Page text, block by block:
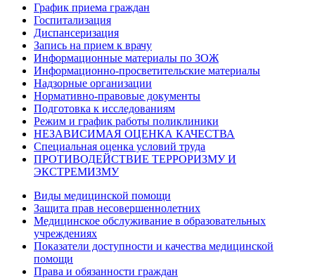
График приема граждан
Госпитализация
Диспансеризация
Запись на прием к врачу
Информационные материалы по ЗОЖ
Информационно-просветительские материалы
Надзорные организации
Нормативно-правовые документы
Подготовка к исследованиям
Режим и график работы поликлиники
НЕЗАВИСИМАЯ ОЦЕНКА КАЧЕСТВА
Специальная оценка условий труда
ПРОТИВОДЕЙСТВИЕ ТЕРРОРИЗМУ И
ЭКСТРЕМИЗМУ
Виды медицинской помощи
Защита прав несовершеннолетних
Медицинское обслуживание в образовательных
учреждениях
Показатели доступности и качества медицинской
помощи
Права и обязанности граждан